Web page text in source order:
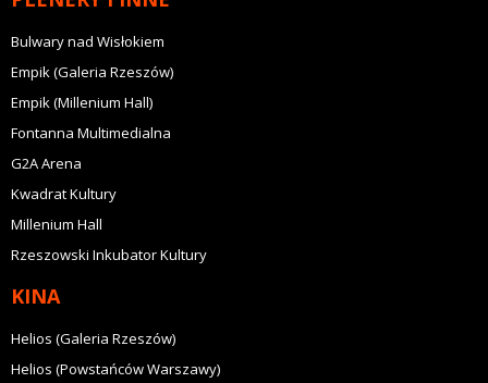
Bulwary nad Wisłokiem
Empik (Galeria Rzeszów)
Empik (Millenium Hall)
Fontanna Multimedialna
G2A Arena
Kwadrat Kultury
Millenium Hall
Rzeszowski Inkubator Kultury
KINA
Helios (Galeria Rzeszów)
Helios (Powstańców Warszawy)